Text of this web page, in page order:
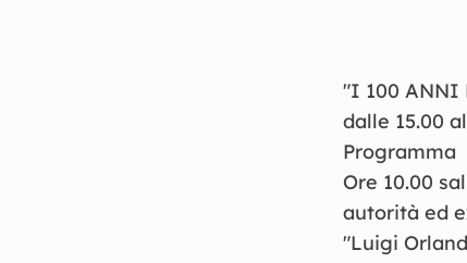
"I 100 ANNI
dalle 15.00
Programma
Ore 10.00
autorità ed
"Luigi